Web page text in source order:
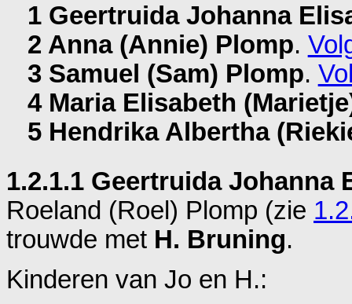
1 Geertruida Johanna
2 Anna (Annie) Plomp.
3 Samuel (Sam) Plomp.
4 Maria Elisabeth
5 Hendrika Albertha
1.2.1.1 Geertruida Johanna
Roeland (Roel) Plomp (zie
trouwde met H. Bruning.
Kinderen van Jo en H.: